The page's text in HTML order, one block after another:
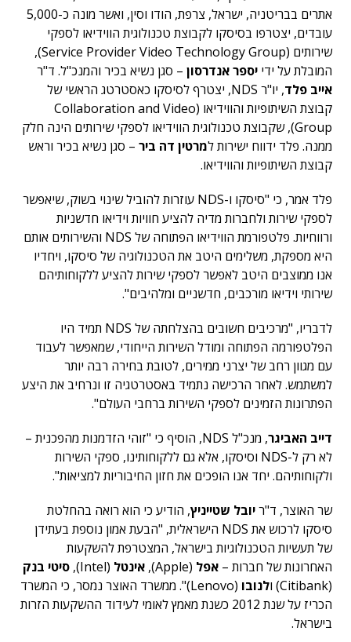
אתרים בבריטניה, ישראל, צרפת, הודו וסין, ואשר מונה כ-5,000
עובדים, יצטרפו בסיסקו לקבוצת טכנולוגית הווידיאו לספקי
שירותים (Service Provider Video Technology Group),
המובלת על ידי יספר אנדרסון – סגן נשיא בכיר והמנכ"ל. ד"ר
אייב פלד
, יו"ר NDS, יצטרף לסיסקו כאסטרטג הראשי של
קבוצת השיתופיות והווידיאו (Collaboration and Video
Group), שקבוצת טכנולוגית הווידיאו לספקי שירותים הינה חלק
ממנה. פלד ידווח ישירות למרטין דה ביר – סגן נשיא בכיר וראש
קבוצת השיתופיות והווידיאו.
פלד אמר, כי "סיסקו ו-NDS עוזרות להוביל שינוי בשוק, שיאפשר
לספקי שירות ולחברות מדיה להציע חוויות וידיאו חדשניות
ורווחיות. פלטפורמת הווידיאו הפתוחה של NDS והשירותים אותם
היא מספקת, משלימים היטב את הטכנולוגיה של סיסקו, ויחדיו
אנו ממוצבים היטב לאפשר לספקי שירות להציע ללקוחותיהם
שירותי וידיאו מורכבים, חדשניים ומלהיבים".
לדבריו, "מרכיבים חשובים בהצלחתה של NDS תמיד היו
הפלטפורמה הפתוחה ומודל השירות הייחודי, שמאפשר לעבוד
עם מגוון רחב של יצרני ממירים, לטובת בחירה רבה יותר
למשתמש. לאחר הרכישה נתמיד באסטרטגיה זו ונרחיב את היצע
הפתרונות הזמינים לספקי השירות ברחבי העולם".
דייב האביגר
, מנכ"ל NDS, הוסיף כי "זוהי הזדמנות מהפכנית –
לא רק ל-NDS וסיסקו, אלא גם ללקוחותינו, ספקי השירות
ולקוחותיהם. יחד אנו הופכים את חזון החיבוריות למציאות".
שר האוצר, ד"ריובל שטייניץ, הודיע כי הוא רואה בהחלטת
סיסקו לרכוש את NDS הישראלית, "הבעת אמון נוספת בעתידן
של תעשיות הטכנולוגיות בישראל, המצטרפת להשקעות
האחרונות של חברות – אפל (Apple), אינטל (Intel),
סיטי בנק
(Citibank) ו
לנובו
(Lenovo)". ממשרד האוצר נמסר, כי המשרד
הכריז על שנת 2012 כשנת מאמץ לאומי לעידוד ההשקעות הזרות
בישראל.